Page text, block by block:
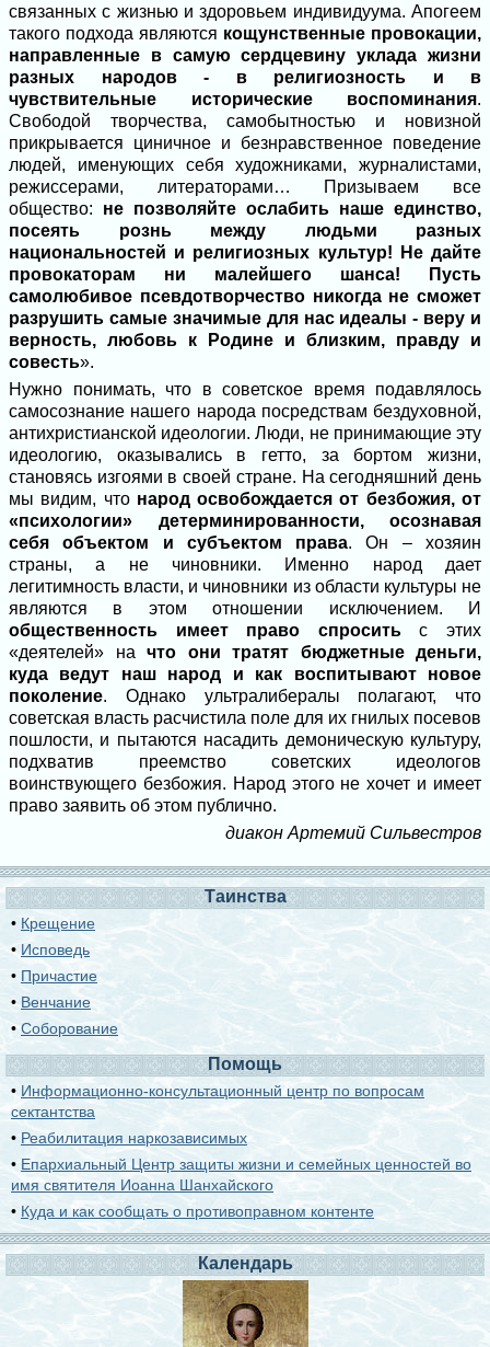
связанных с жизнью и здоровьем индивидуума. Апогеем
такого подхода являются кощунственные провокации,
направленные в самую сердцевину уклада жизни
разных народов - в религиозность и в
чувствительные исторические воспоминания.
Свободой творчества, самобытностью и новизной
прикрывается циничное и безнравственное поведение
людей, именующих себя художниками, журналистами,
режиссерами, литераторами… Призываем все
общество: не позволяйте ослабить наше единство,
посеять рознь между людьми разных
национальностей и религиозных культур! Не дайте
провокаторам ни малейшего шанса!
Пусть
самолюбивое псевдотворчество никогда не сможет
разрушить самые значимые для нас идеалы - веру и
верность, любовь к Родине и близким, правду и
совесть».
Нужно понимать, что в советское время подавлялось
самосознание нашего народа посредствам бездуховной,
антихристианской идеологии. Люди, не принимающие эту
идеологию, оказывались в гетто, за бортом жизни,
становясь изгоями в своей стране. На сегодняшний день
мы видим, что народ освобождается от безбожия, от
«психологии» детерминированности, осознавая
себя объектом и субъектом права. Он – хозяин
страны, а не чиновники. Именно народ дает
легитимность власти, и чиновники из области культуры не
являются в этом отношении исключением. И
общественность имеет право спроситьс этих
«деятелей» на что они тратят бюджетные деньги,
куда ведут наш народ и как воспитывают новое
поколение. Однако ультралибералы полагают, что
советская власть расчистила поле для их гнилых посевов
пошлости, и пытаются насадить демоническую культуру,
подхватив преемство советских идеологов
воинствующего безбожия. Народ этого не хочет и имеет
право заявить об этом публично.
диакон Артемий Сильвестров
Таинства
• Крещение
• Исповедь
• Причастие
• Венчание
•Соборование
Помощь
• Информационно-консультационный центр по вопросам
сектантства
• Реабилитация наркозависимых
• Епархиальный Центр защиты жизни и семейных ценностей во
имя святителя Иоанна Шанхайского
• Куда и как сообщать о противоправном контенте
Календарь